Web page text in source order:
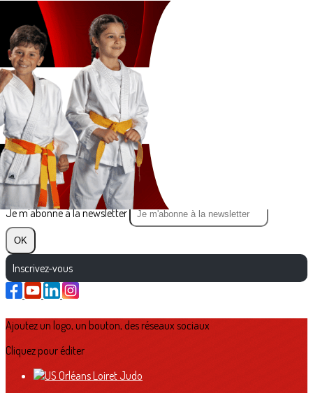
Exporter les lignes sélectionnées
Exporter toutes les colonnes
Exporter uniquement les colonnes affichées
Menu
?>
Images de la page d'accueil
Cliquez pour éditer
Texte, bouton et/ou inscription à la newsletter
Cliquez pour éditer
Je m'abonne à la newsletter
OK
Inscrivez-vous
Ajoutez un logo, un bouton, des réseaux sociaux
Cliquez pour éditer